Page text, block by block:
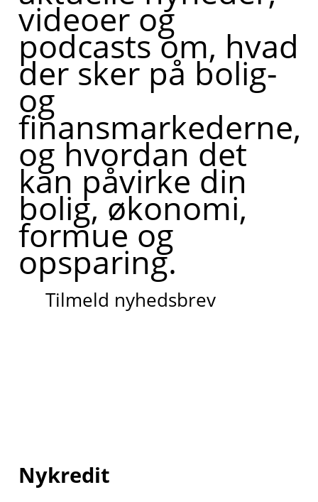
videoer og
podcasts om, hvad
der sker på bolig-
og
finansmarkederne,
og hvordan det
kan påvirke din
bolig, økonomi,
formue og
opsparing.
Tilmeld nyhedsbrev
Nykredit